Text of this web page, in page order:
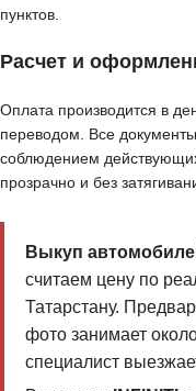
пунктов.
Расчет и
Оплата производится в
переводом. Все
соблюдением
прозрачно и без
Выкуп
считаем цену по
Татарстану.
фото занимает
специалист